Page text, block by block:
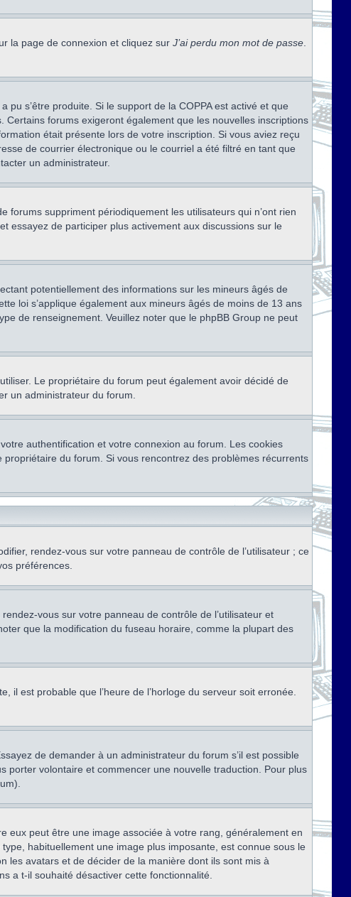
la page de connexion et cliquez sur J’ai perdu mon mot de passe
pu s’être produite. Si le support de la COPPA est activé et que
forums exigeront également que les nouvelles inscriptions
était présente lors de votre inscription. Si vous aviez reçu
de courrier électronique ou le courriel a été filtré en tant que
un administrateur.
forums suppriment périodiquement les utilisateurs qui n’ont rien
essayez de participer plus activement aux discussions sur le
potentiellement des informations sur les mineurs âgés de
loi s’applique également aux mineurs âgés de moins de 13 ans
de renseignement. Veuillez noter que le phpBB Group ne peut
Le propriétaire du forum peut également avoir décidé de
un administrateur du forum.
authentification et votre connexion au forum. Les cookies
du forum. Si vous rencontrez des problèmes récurrents
rendez-vous sur votre panneau de contrôle de l’utilisateur ; ce
préférences.
vous sur votre panneau de contrôle de l’utilisateur et
que la modification du fuseau horaire, comme la plupart des
il est probable que l’heure de l’horloge du serveur soit erronée.
de demander à un administrateur du forum s’il est possible
porter volontaire et commencer une nouvelle traduction. Pour plus
eux peut être une image associée à votre rang, généralement en
habituellement une image plus imposante, est connue sous le
les avatars et de décider de la manière dont ils sont mis à
a t-il souhaité désactiver cette fonctionnalité.